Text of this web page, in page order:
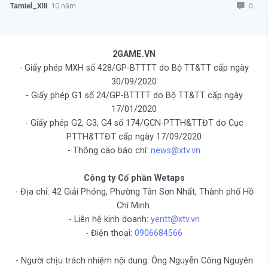
Tamiel_XIII 10 năm 0
2GAME.VN
- Giấy phép MXH số 428/GP-BTTTT do Bộ TT&TT cấp ngày
30/09/2020
- Giấy phép G1 số 24/GP-BTTTT do Bộ TT&TT cấp ngày
17/01/2020
- Giấy phép G2, G3, G4 số 174/GCN-PTTH&TTĐT do Cục
PTTH&TTĐT cấp ngày 17/09/2020
- Thông cáo báo chí: news@xtv.vn
Công ty Cổ phần Wetaps
- Địa chỉ: 42 Giải Phóng, Phường Tân Sơn Nhất, Thành phố Hồ
Chí Minh.
- Liên hệ kinh doanh: yentt@xtv.vn
- Điện thoại: 0906684566
- Người chịu trách nhiệm nội dung: Ông Nguyễn Công Nguyên